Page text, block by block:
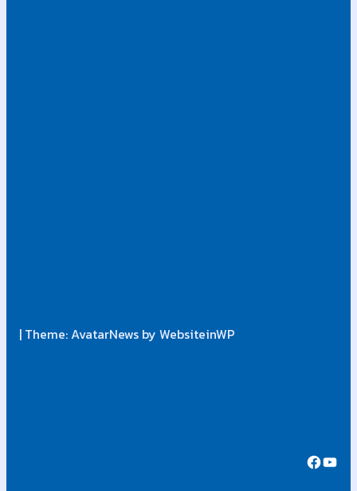
| Theme: AvatarNews by WebsiteinWP